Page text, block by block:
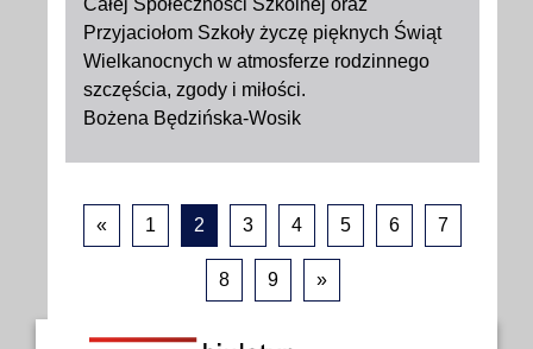
Przyjaciołom Szkoły życzę pięknych Świąt
Wielkanocnych w atmosferze rodzinnego
szczęścia, zgody i miłości.
Bożena Będzińska-Wosik
« 1 2 3 4 5 6 7
8 9 »